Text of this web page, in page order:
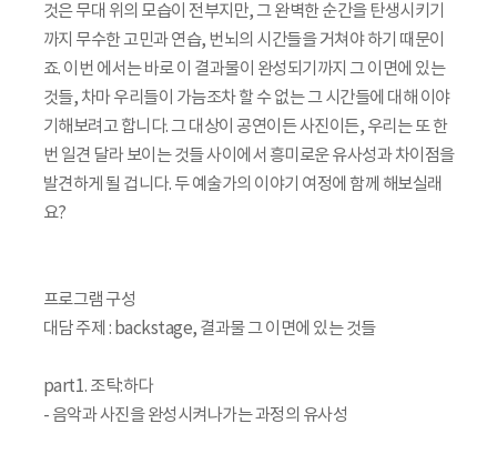
것은 무대 위의 모습이 전부지만, 그 완벽한 순간을 탄생시키기
까지 무수한 고민과 연습, 번뇌의 시간들을 거쳐야 하기 때문이
죠. 이번 에서는 바로 이 결과물이 완성되기까지 그 이면에 있는
것들, 차마 우리들이 가늠조차 할 수 없는 그 시간들에 대해 이야
기해보려고 합니다. 그 대상이 공연이든 사진이든, 우리는 또 한
번 일견 달라 보이는 것들 사이에서 흥미로운 유사성과 차이점을
발견하게 될 겁니다. 두 예술가의 이야기 여정에 함께 해보실래
요?
프로그램 구성
대담 주제 : backstage, 결과물 그 이면에 있는 것들
part1. 조탁:하다
- 음악과 사진을 완성시켜나가는 과정의 유사성